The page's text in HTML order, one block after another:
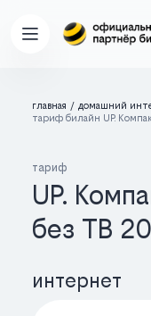
главная
домашний
тариф билайн UP.
тариф
UP.
без ТВ
интернет